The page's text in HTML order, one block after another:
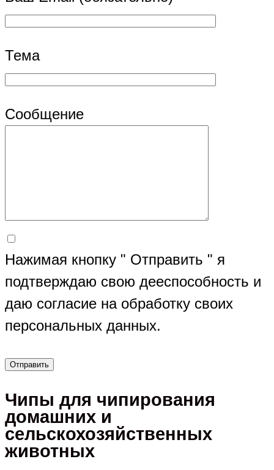
Тема
Сообщение
Нажимая кнопку " Отправить " я
подтверждаю свою дееспособность и
даю согласие на обработку своих
персональных данных.
Чипы для чипирования
домашних и
сельскохозяйственных
животных